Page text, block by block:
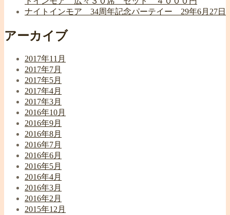
ナイトインモア 34周年記念パーテイー 29年6月27日
アーカイブ
2017年11月
2017年7月
2017年5月
2017年4月
2017年3月
2016年10月
2016年9月
2016年8月
2016年7月
2016年6月
2016年5月
2016年4月
2016年3月
2016年2月
2015年12月